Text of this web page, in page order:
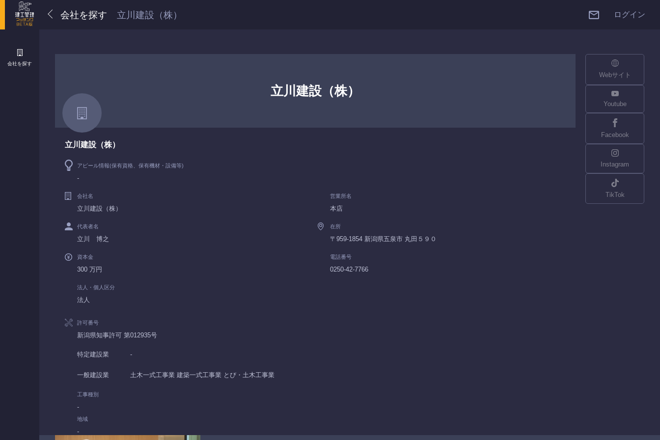
会社を探す 立川建設（株） ログイン
立川建設（株）
立川建設（株）
アピール情報(保有資格、保有機材・設備等)
-
会社名
立川建設（株）
代表者名
立川 博之
資本金
300 万円
法人・個人区分
法人
営業所名
本店
在所
〒959-1854 新潟県五泉市 丸田５９０
電話番号
0250-42-7766
許可番号
新潟県知事許可 第012935号
特定建設業 -
一般建設業 土木一式工事業 建築一式工事業 とび・土木工事業
工事種別
-
地域
-
Webサイト
Youtube
Facebook
Instagram
TikTok
会社を探す